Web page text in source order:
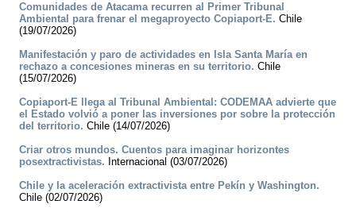
Comunidades de Atacama recurren al Primer Tribunal
Ambiental para frenar el megaproyecto Copiaport-E. Chile
(19/07/2026)
Manifestación y paro de actividades en Isla Santa María en
rechazo a concesiones mineras en su territorio. Chile
(15/07/2026)
Copiaport-E llega al Tribunal Ambiental: CODEMAA advierte que
el Estado volvió a poner las inversiones por sobre la protección
del territorio. Chile (14/07/2026)
Criar otros mundos. Cuentos para imaginar horizontes
posextractivistas. Internacional (03/07/2026)
Chile y la aceleración extractivista entre Pekín y Washington.
Chile (02/07/2026)